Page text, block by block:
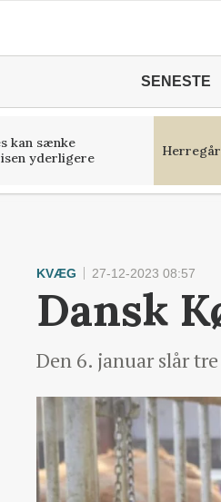
SENESTE
kan sænke
yderligere
KVÆG 27-12-2023 08:57
Dansk
Den 6. januar slår